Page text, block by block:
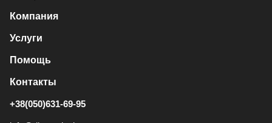
Компания
Услуги
Помощь
Контакты
+38(050)631-69-95